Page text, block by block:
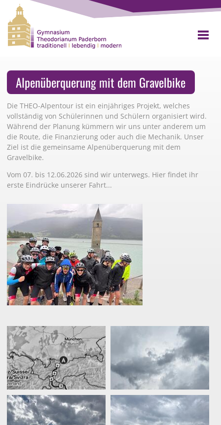
Alpenüberquerung mit dem Gravelbike
Die THEO-Alpentour ist ein einjähriges Projekt, welches
vollständig von Schülerinnen und Schülern organisiert wird.
Während der Planung kümmern wir uns unter anderem um
die Route, die Finanzierung oder auch die Mechanik. Unser
Ziel ist die gemeinsame Alpenüberquerung mit dem
Gravelbike.
Vom 07. bis 12.06.2026 sind wir unterwegs. Hier findet ihr
erste Eindrücke unserer Fahrt...